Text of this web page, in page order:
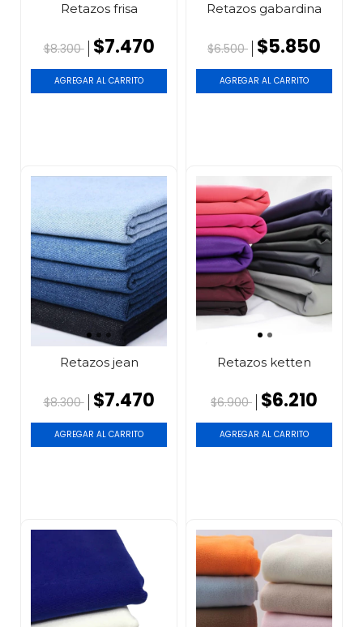
Retazos frisa
$8.300 $7.470
AGREGAR AL CARRITO
Retazos gabardina
$6.500 $5.850
AGREGAR AL CARRITO
Retazos jean
$8.300 $7.470
AGREGAR AL CARRITO
Retazos ketten
$6.900 $6.210
AGREGAR AL CARRITO